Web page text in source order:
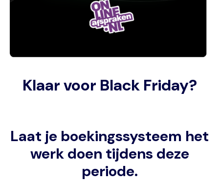
Klaar voor Black Friday?
Laat je boekingssysteem het
werk doen tijdens deze
periode.